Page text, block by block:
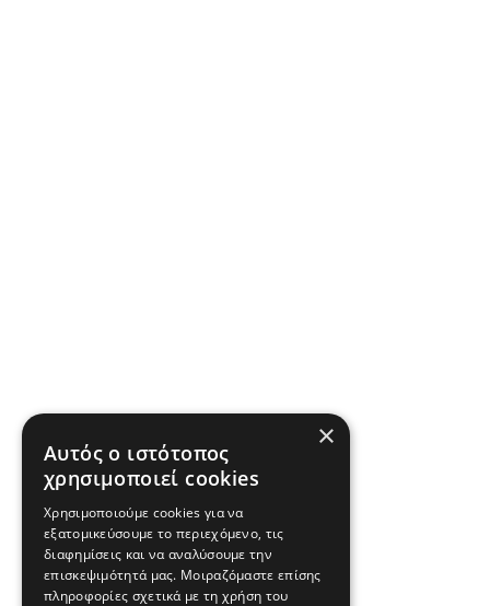
×
Αυτός ο ιστότοπος
χρησιμοποιεί cookies
Χρησιμοποιούμε cookies για να
εξατομικεύσουμε το περιεχόμενο, τις
διαφημίσεις και να αναλύσουμε την
επισκεψιμότητά μας. Μοιραζόμαστε επίσης
πληροφορίες σχετικά με τη χρήση του